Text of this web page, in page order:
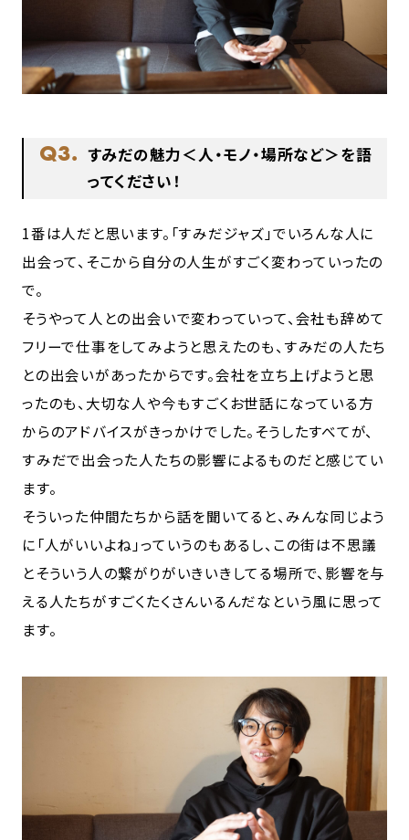
Q3. すみだの魅力＜人・モノ・場所など＞を語
ってください！
1番は人だと思います。「すみだジャズ」でいろんな人に
出会って、そこから自分の人生がすごく変わっていったの
で。
そうやって人との出会いで変わっていって、会社も辞めて
フリーで仕事をしてみようと思えたのも、すみだの人たち
との出会いがあったからです。会社を立ち上げようと思
ったのも、大切な人や今もすごくお世話になっている方
からのアドバイスがきっかけでした。そうしたすべてが、
すみだで出会った人たちの影響によるものだと感じてい
ます。
そういった仲間たちから話を聞いてると、みんな同じよう
に「人がいいよね」っていうのもあるし、この街は不思議
とそういう人の繋がりがいきいきしてる場所で、影響を与
える人たちがすごくたくさんいるんだなという風に思って
ます。